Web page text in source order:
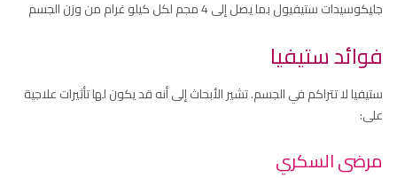
جليكوسيدات ستيفيول بما يصل إلى 4 مجم لكل كيلو غرام من وزن الجسم
فوائد ستيفيا
ستيفيا لا تتراكم في الجسم. تشير الأبحاث إلى أنه قد يكون لها تأثيرات علاجية
على:
مرضى السكري